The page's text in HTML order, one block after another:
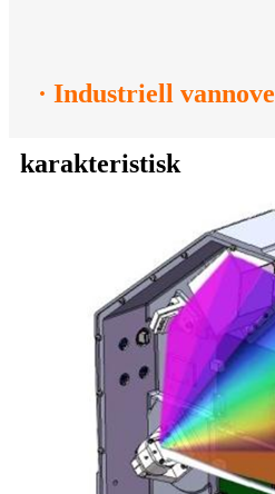
· Industriell
karakteristisk